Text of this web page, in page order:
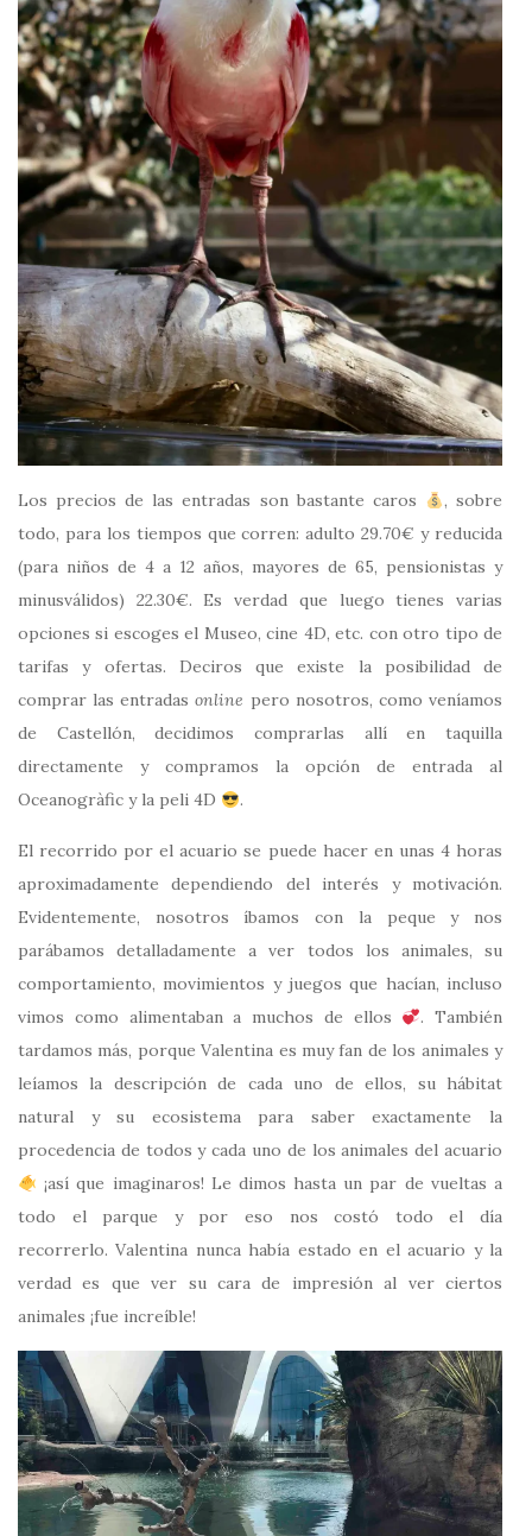
Los precios de las entradas son bastante caros
, sobre
todo, para los tiempos que corren: adulto 29.70€ y reducida
(para niños de 4 a 12 años, mayores de 65, pensionistas y
minusválidos) 22.30€. Es verdad que luego tienes varias
opciones si escoges el Museo, cine 4D, etc. con otro tipo de
tarifas y ofertas. Deciros que existe la posibilidad de
comprar las entradasonline pero nosotros, como veníamos
de Castellón, decidimos comprarlas allí en taquilla
directamente y compramos la opción de entrada al
Oceanogràfic y la peli 4D
.
El recorrido por el acuario se puede hacer en unas 4 horas
aproximadamente dependiendo del interés y motivación.
Evidentemente, nosotros íbamos con la peque y nos
parábamos detalladamente a ver todos los animales, su
comportamiento, movimientos y juegos que hacían, incluso
vimos como alimentaban a muchos de ellos
. También
tardamos más, porque Valentina es muy fan de los animales y
leíamos la descripción de cada uno de ellos, su hábitat
natural y su ecosistema para saber exactamente la
procedencia de todos y cada uno de los animales del acuario
¡así que imaginaros! Le dimos hasta un par de vueltas a
todo el parque y por eso nos costó todo el día
recorrerlo. Valentina nunca había estado en el acuario y la
verdad es que ver su cara de impresión al ver ciertos
animales ¡fue increíble!